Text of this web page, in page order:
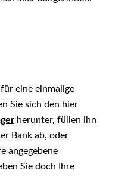
eine einmalige
Sie sich den hier
herunter, füllen ihn
Bank ab, oder
angegebene
Sie doch Ihre